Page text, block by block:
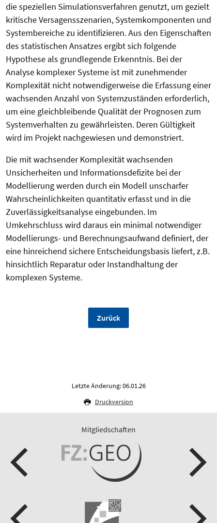
die speziellen Simulationsverfahren genutzt, um gezielt
kritische Versagensszenarien, Systemkomponenten und
Systembereiche zu identifizieren. Aus den Eigenschaften
des statistischen Ansatzes ergibt sich folgende
Hypothese als grundlegende Erkenntnis. Bei der
Analyse komplexer Systeme ist mit zunehmender
Komplexität nicht notwendigerweise die Erfassung einer
wachsenden Anzahl von Systemzuständen erforderlich,
um eine gleichbleibende Qualität der Prognosen zum
Systemverhalten zu gewährleisten. Deren Gültigkeit
wird im Projekt nachgewiesen und demonstriert.
Die mit wachsender Komplexität wachsenden
Unsicherheiten und Informationsdefizite bei der
Modellierung werden durch ein Modell unscharfer
Wahrscheinlichkeiten quantitativ erfasst und in die
Zuverlässigkeitsanalyse eingebunden. Im
Umkehrschluss wird daraus ein minimal notwendiger
Modellierungs- und Berechnungsaufwand definiert, der
eine hinreichend sichere Entscheidungsbasis liefert, z.B.
hinsichtlich Reparatur oder Instandhaltung der
komplexen Systeme.
Zurück
Letzte Änderung: 06.01.26
Druckversion
Mitgliedschaften